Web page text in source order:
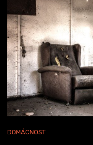
DOMÁCNOST